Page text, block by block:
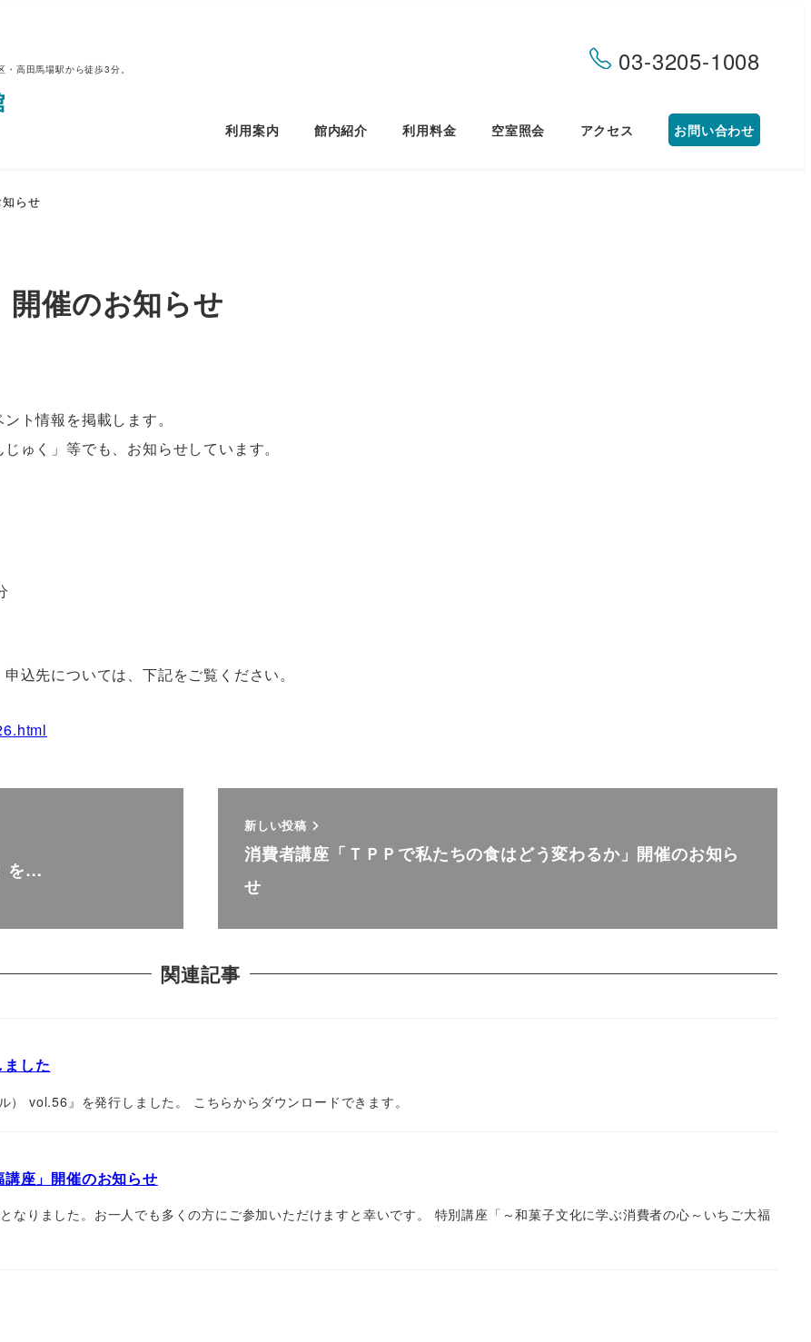
高田馬場駅から徒歩3分。 03-3205-1008
利用案内 館内紹介 利用料金 空室照会 アクセス お問い合わせ
らせ
開催のお知らせ
ト情報を掲載します。
ゅく」等でも、お知らせしています。
込先については、下記をご覧ください。
を…
新しい投稿
消費者講座「ＴＰＰで私たちの食はどう変わるか」開催のお知ら
せ
関連記事
した
vol.56』を発行しました。 こちらからダウンロードできます。
座」開催のお知らせ
なりました。お一人でも多くの方にご参加いただけますと幸いです。 特別講座「～和菓子文化に学ぶ消費者の心～いちご大福